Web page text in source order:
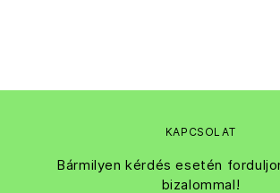
KAPCSOLAT
Bármilyen kérdés esetén
bizalommal!